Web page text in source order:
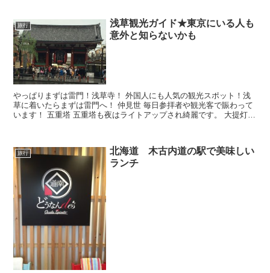
旅行
浅草観光ガイド★東京にいる人も
意外と知らないかも
やっぱりまずは雷門！浅草寺！ 外国人にも人気の観光スポット！浅
草に着いたらまずは雷門へ！ 仲見世 毎日参拝者や観光客で賑わって
います！ 五重塔 五重塔も夜はライトアップされ綺麗です。 大提灯
旅行
北海道 木古内道の駅で美味しい
ランチ